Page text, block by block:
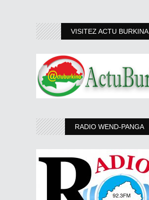
VISITEZ ACTU BURKINA
RADIO WEND-PANGA